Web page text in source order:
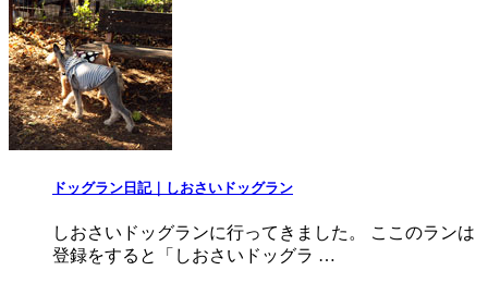
ドッグラン日記｜しおさいドッグラン
しおさいドッグランに行ってきました。 ここのランは
登録をすると「しおさいドッグラ …